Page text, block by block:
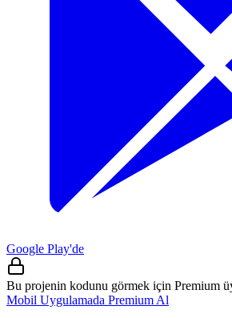
Google Play'de
Bu projenin kodunu görmek için Premium
Mobil Uygulamada Premium Al